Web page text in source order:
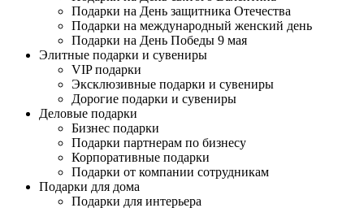
Подарки на День защитника Отечества
Подарки на международный женский день
Подарки на День Победы 9 мая
Элитные подарки и сувениры
VIP подарки
Эксклюзивные подарки и сувениры
Дорогие подарки и сувениры
Деловые подарки
Бизнес подарки
Подарки партнерам по бизнесу
Корпоративные подарки
Подарки от компании сотрудникам
Подарки для дома
Подарки для интерьера